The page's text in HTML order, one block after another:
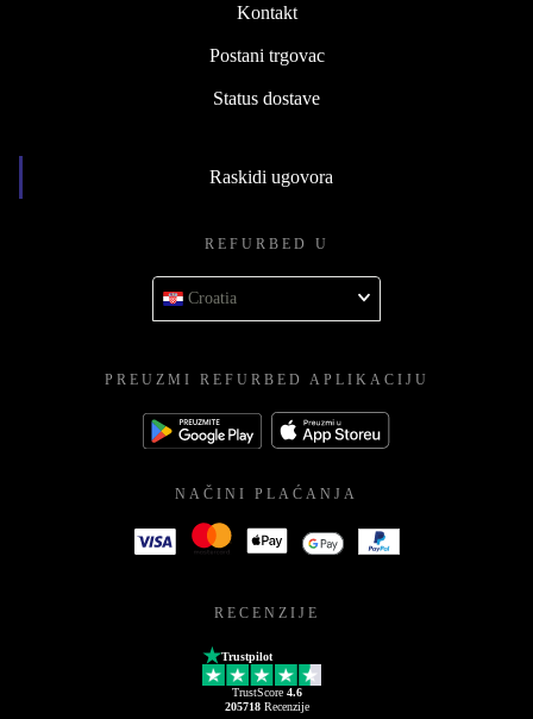
Kontakt
Postani trgovac
Status dostave
Raskidi ugovora
REFURBED U
Croatia
PREUZMI REFURBED APLIKACIJU
NAČINI PLAĆANJA
RECENZIJE
Trustpilot
TrustScore 4.6
205718Recenzije